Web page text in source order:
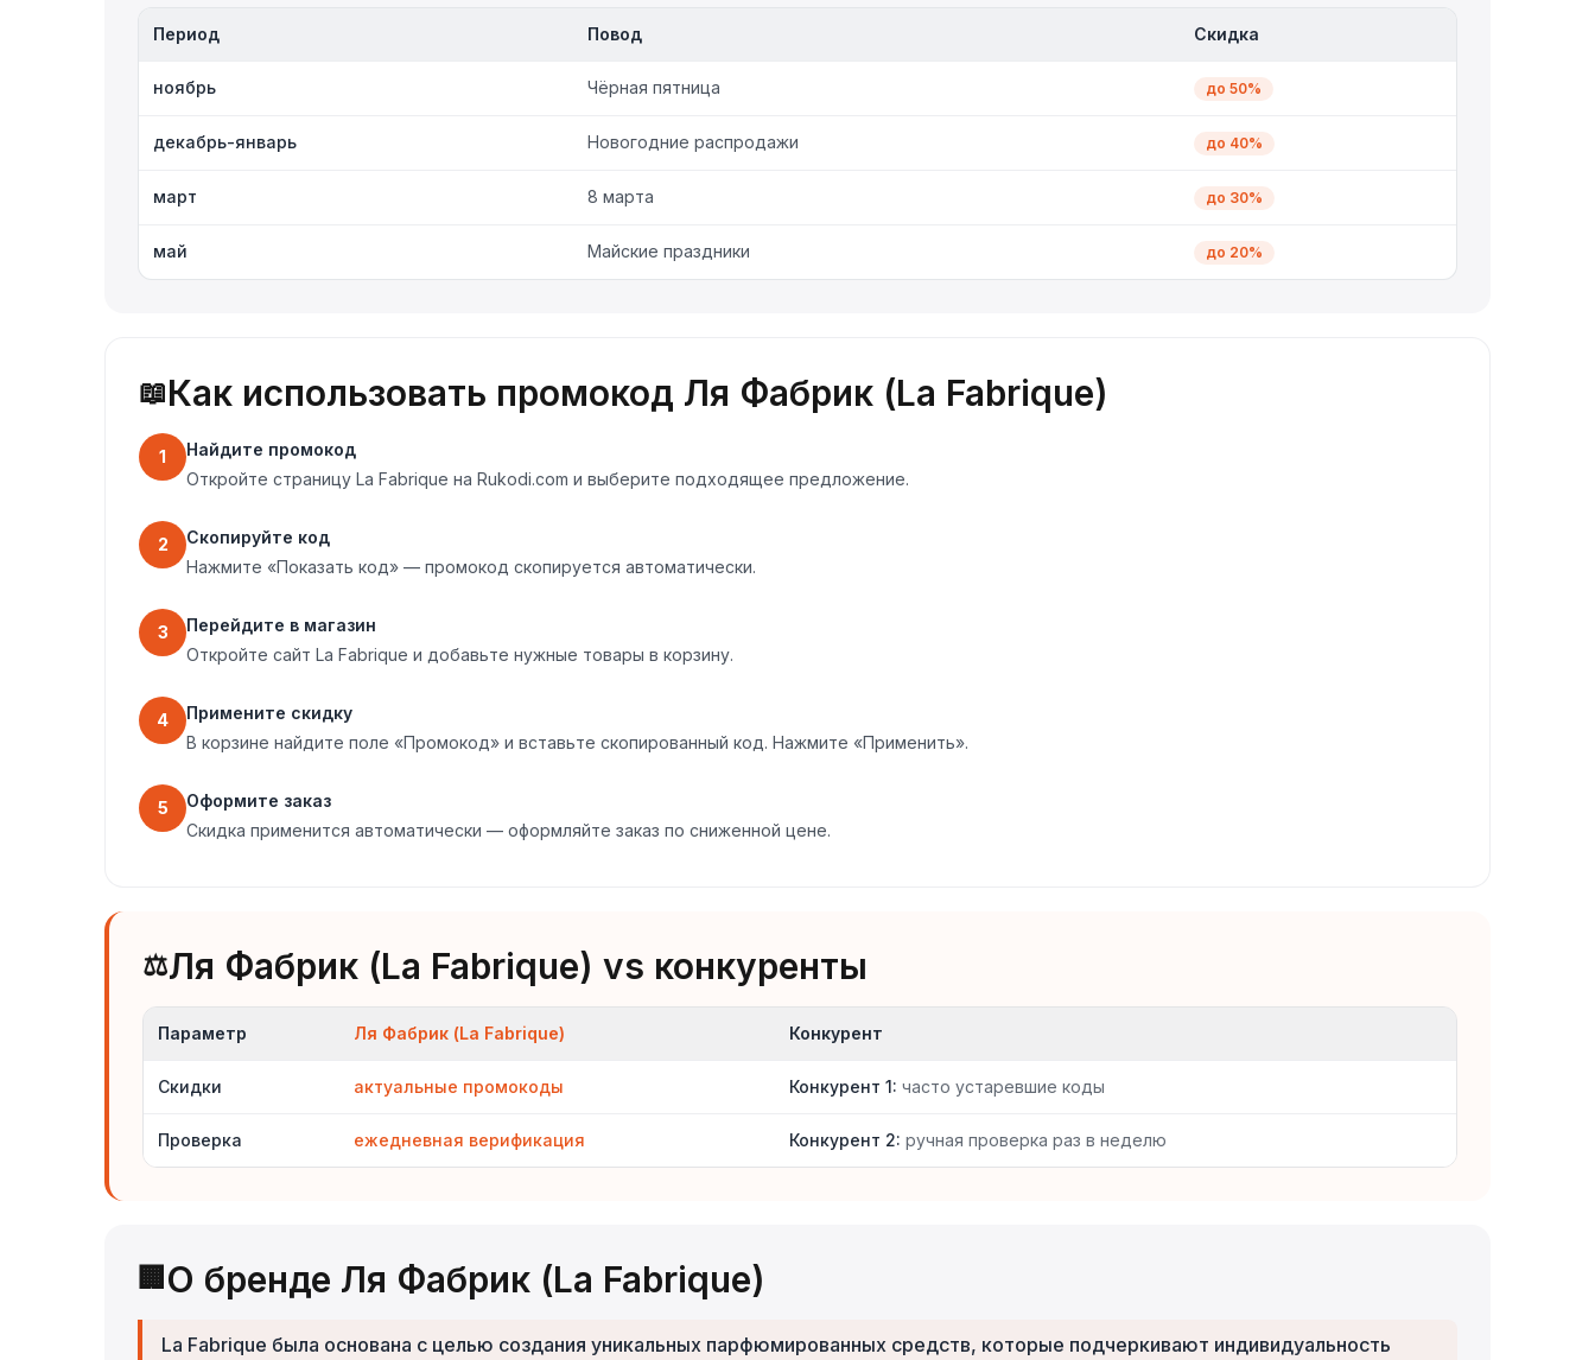
Период Повод Скидка
ноябрь Чёрная пятница до 50%
декабрь-январь Новогодние распродажи до 40%
март 8 марта до 30%
май Майские праздники до 20%
📖Как использовать промокод Ля Фабрик (La Fabrique)
1
Найдите промокод
Откройте страницу La Fabrique на Rukodi.com и выберите подходящее предложение.
2
Скопируйте код
Нажмите «Показать код» — промокод скопируется автоматически.
3
Перейдите в магазин
Откройте сайт La Fabrique и добавьте нужные товары в корзину.
4
Примените скидку
В корзине найдите поле «Промокод» и вставьте скопированный код. Нажмите «Применить».
5
Оформите заказ
Скидка применится автоматически — оформляйте заказ по сниженной цене.
⚖️Ля Фабрик (La Fabrique) vs конкуренты
Параметр Ля Фабрик (La Fabrique) Конкурент
Скидки актуальные промокоды Конкурент 1: часто устаревшие коды
Проверка ежедневная верификация Конкурент 2: ручная проверка раз в неделю
🏢 О бренде Ля Фабрик (La Fabrique)
La Fabrique была основана с целью создания уникальных парфюмированных средств, которые подчеркивают индивидуальность